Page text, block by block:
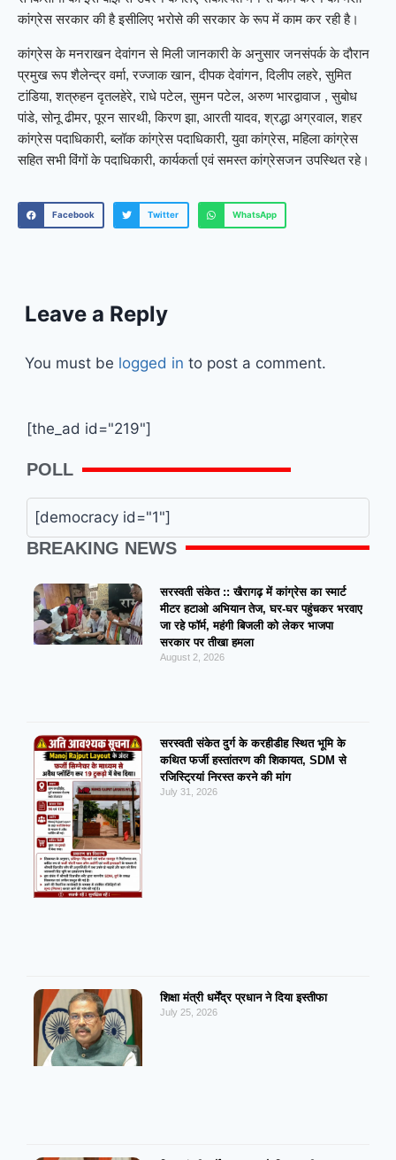
कांग्रेस सरकार की है इसीलिए भरोसे की सरकार के रूप में काम कर रही है।
कांग्रेस के मनराखन देवांगन से मिली जानकारी के अनुसार जनसंपर्क के दौरान
प्रमुख रूप शैलेन्द्र वर्मा, रज्जाक खान, दीपक देवांगन, दिलीप लहरे, सुमित
टांडिया, शत्रुहन दृतलहेरे, राधे पटेल, सुमन पटेल, अरुण भारद्वावाज , सुबोध
पांडे, सोनू ढीमर, पूरन सारथी, किरण झा, आरती यादव, श्रद्धा अग्रवाल, शहर
कांग्रेस पदाधिकारी, ब्लॉक कांग्रेस पदाधिकारी, युवा कांग्रेस, महिला कांग्रेस
सहित सभी विंगों के पदाधिकारी, कार्यकर्ता एवं समस्त कांग्रेसजन उपस्थित रहे।
Facebook Twitter WhatsApp
Leave a Reply
You must be logged in to post a comment.
[the_ad id="219"]
POLL
[democracy id="1"]
BREAKING NEWS
सरस्वती संकेत :: खैरागढ़ में कांग्रेस का स्मार्ट
मीटर हटाओ अभियान तेज, घर-घर पहुंचकर भरवाए
जा रहे फॉर्म, महंगी बिजली को लेकर भाजपा
सरकार पर तीखा हमला
August 2, 2026
सरस्वती संकेत दुर्ग के करहीडीह स्थित भूमि के
कथित फर्जी हस्तांतरण की शिकायत, SDM से
रजिस्ट्रियां निरस्त करने की मांग
July 31, 2026
शिक्षा मंत्री धर्मेंद्र प्रधान ने दिया इस्तीफा
July 25, 2026